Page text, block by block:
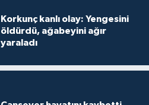
Korkunç kanlı olay: Yengesini
öldürdü, ağabeyini ağır
yaraladı